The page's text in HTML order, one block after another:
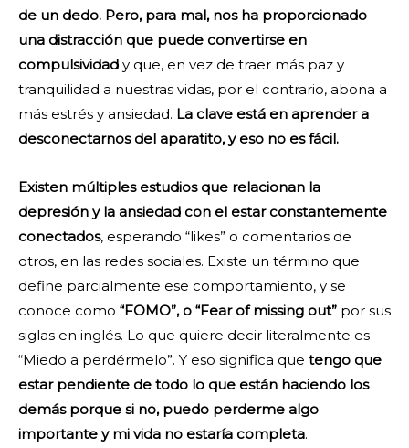
de un dedo. Pero, para mal, nos ha proporcionado
una distracción que puede convertirse en
compulsividad y que, en vez de traer más paz y
tranquilidad a nuestras vidas, por el contrario, abona a
más estrés y ansiedad. La clave está en aprender a
desconectarnos del aparatito, y eso no es fácil.
Existen múltiples estudios que relacionan la
depresión y la ansiedad con el estar constantemente
conectados, esperando “likes” o comentarios de
otros, en las redes sociales. Existe un término que
define parcialmente ese comportamiento, y se
conoce como “FOMO”, o “Fear of missing out” por sus
siglas en inglés. Lo que quiere decir literalmente es
“Miedo a perdérmelo”. Y eso significa que tengo que
estar pendiente de todo lo que están haciendo los
demás porque si no, puedo perderme algo
importante y mi vida no estaría completa.